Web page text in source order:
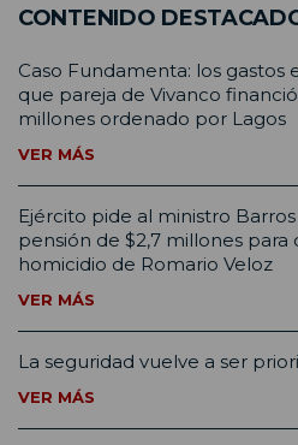
CONTENIDO
Caso Fundamenta: los gastos
que pareja de Vivanco
millones ordenado por Lagos
VER MÁS
Ejército pide al ministro
pensión de $2,7 millones
homicidio de Romario Veloz
VER MÁS
La seguridad vuelve a ser
VER MÁS